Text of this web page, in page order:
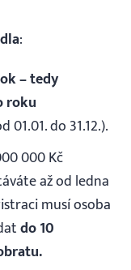
:
– tedy
roku
01.01. do 31.12.).
000 Kč
až od ledna
musí osoba
do 10